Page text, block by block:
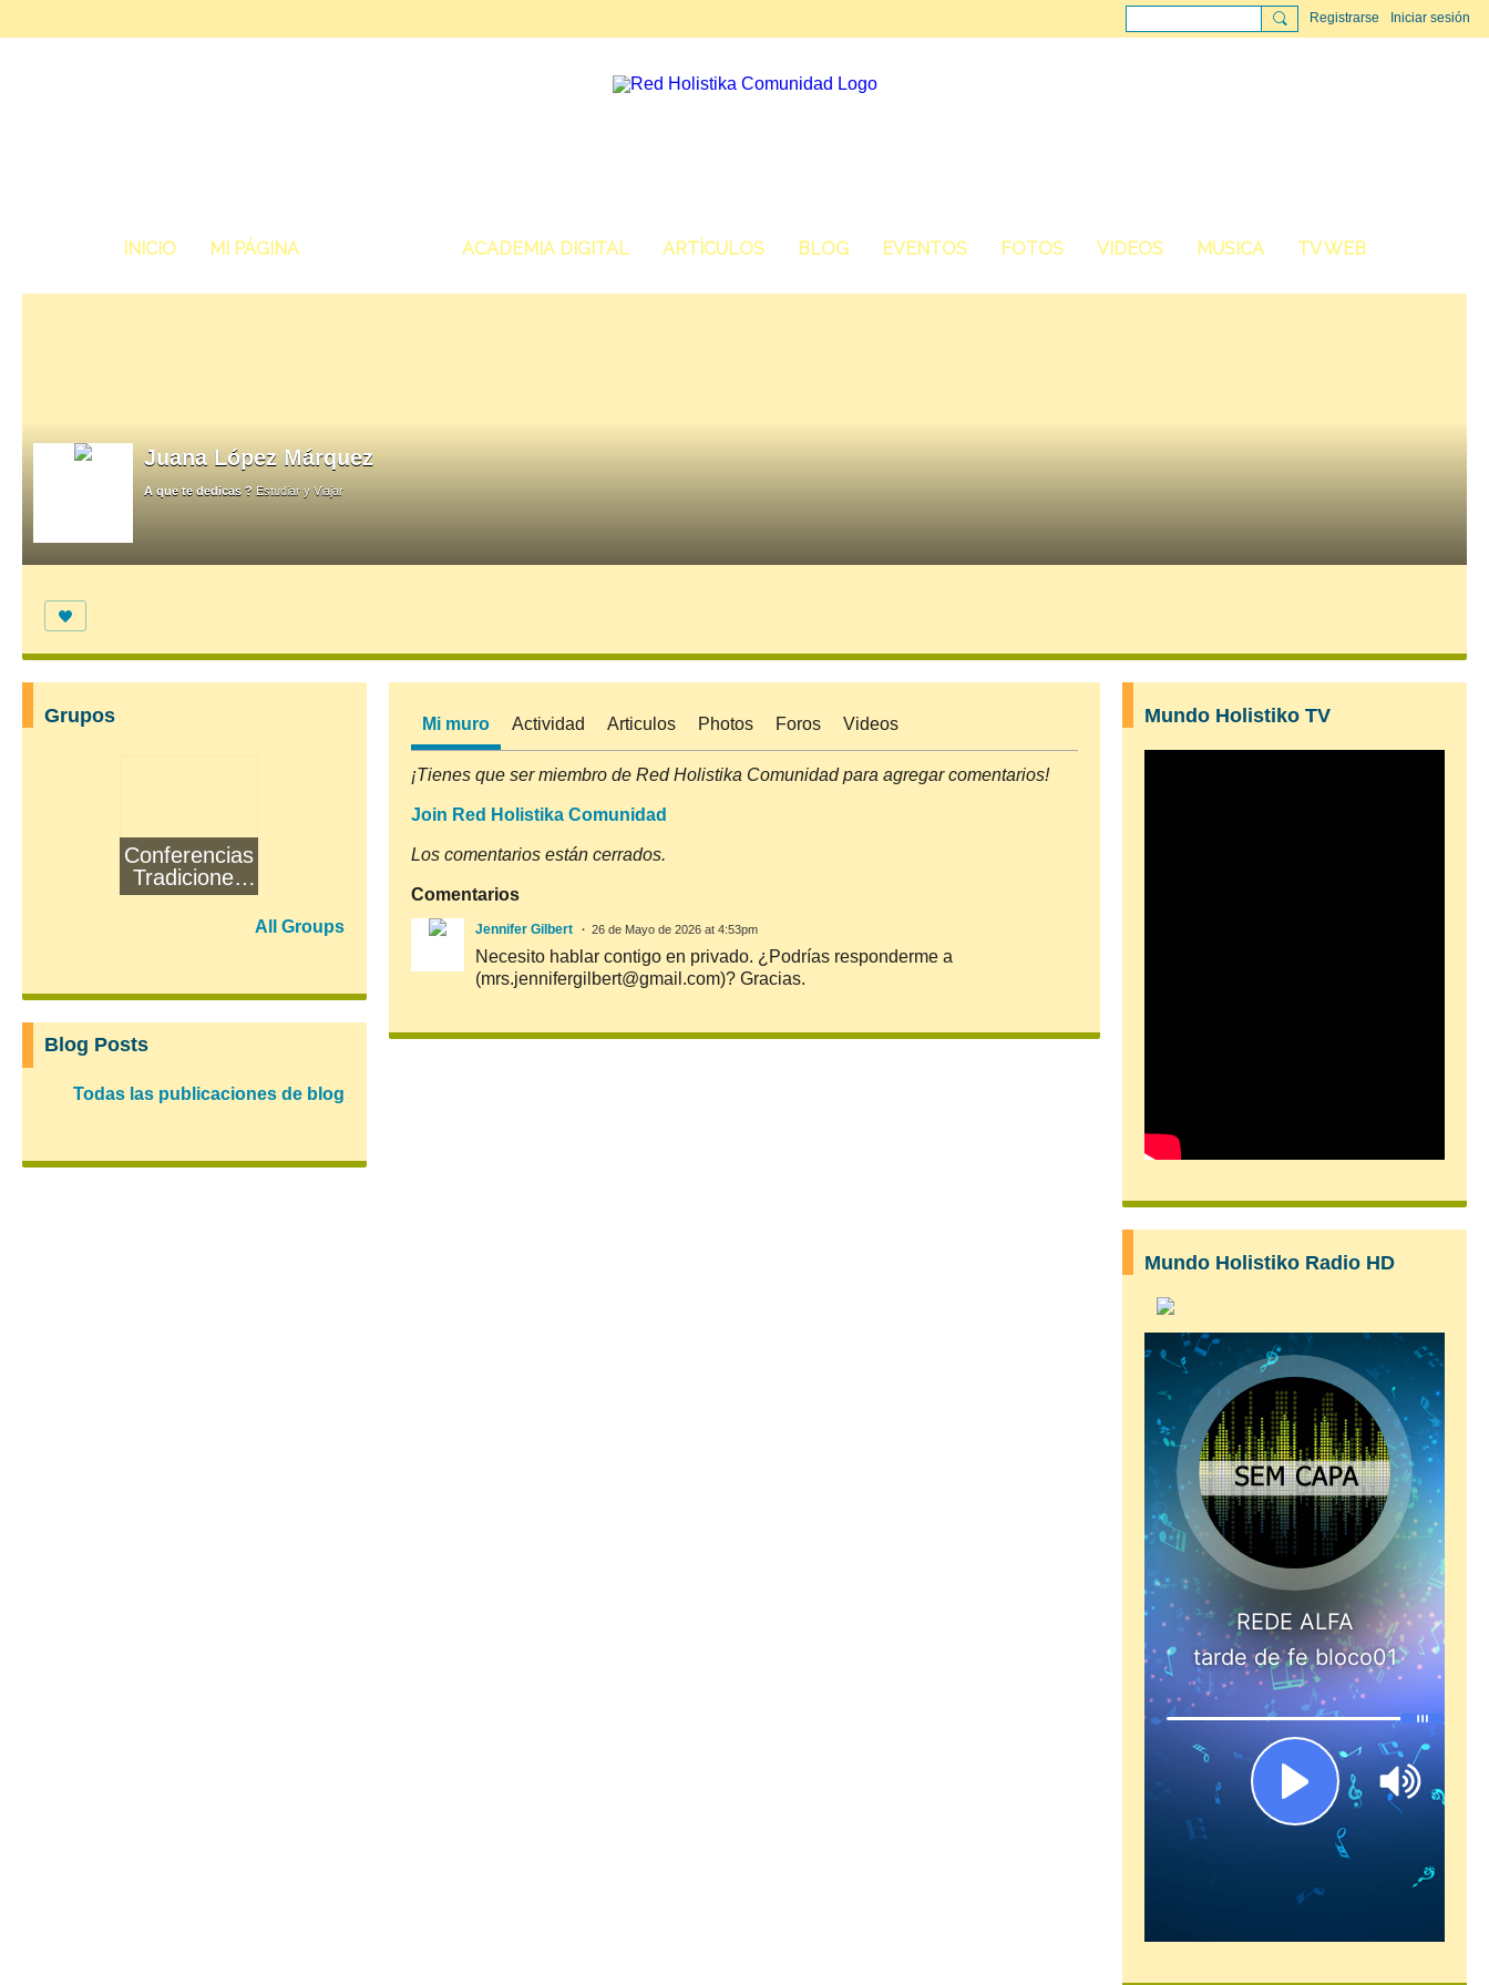
Registrarse Iniciar sesión
INICIO MI PÁGINA ACADEMIA DIGITAL ARTÌCULOS BLOG EVENTOS FOTOS VIDEOS MUSICA TV WEB
Juana López Márquez
A que te dedicas ? Estudiar y Viajar
Mi muro Actividad Articulos Photos Foros Videos
¡Tienes que ser miembro de Red Holistika Comunidad para agregar comentarios!
Join Red Holistika Comunidad
Los comentarios están cerrados.
Comentarios
Jennifer Gilbert 26 de Mayo de 2026 at 4:53pm
Necesito hablar contigo en privado. ¿Podrías responderme a
(mrs.jennifergilbert@gmail.com)? Gracias.
Grupos
Conferencias
Tradiciones
Solares
All Groups
Blog Posts
Todas las publicaciones de blog
Mundo Holistiko TV
Mundo Holistiko Radio HD